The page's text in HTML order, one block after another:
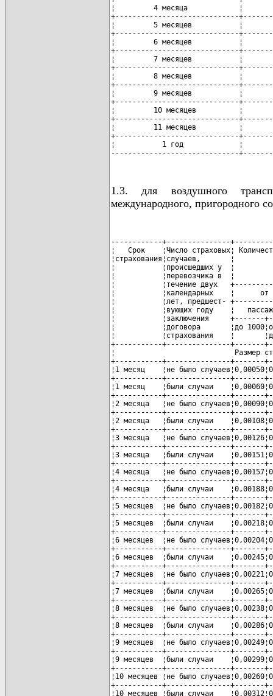
¦         4 месяца            ¦
+-----------------------------
¦         5 месяцев           ¦
+-----------------------------
¦         6 месяцев           ¦
+-----------------------------
¦         7 месяцев           ¦
+-----------------------------
¦         8 месяцев           ¦
+-----------------------------
¦         9 месяцев           ¦
+-----------------------------
¦         10 месяцев          ¦
+-----------------------------
¦         11 месяцев          ¦
+-----------------------------
¦           1 год             ¦
------------------------------
1.3. для воздушного
международного, пригородного
------------+---------------
¦   Срок    ¦Число страховых¦
¦страхования¦случаев,
¦           ¦происшедших у  ¦
¦           ¦перевозчика в  ¦
¦           ¦течение двух
¦           ¦календарных    ¦
¦           ¦лет, предшест-
¦           ¦вующих году    ¦
¦           ¦заключения
¦           ¦договора       ¦до 1000¦от
¦           ¦страхования    ¦
+-----------+---------------+-------
¦                            Размер
+-----------+---------------+-------
¦1 месяц    ¦не было
+-----------+---------------+-------
¦1 месяц    ¦были случаи
+-----------+---------------+-------
¦2 месяца   ¦не было
+-----------+---------------+-------
¦2 месяца   ¦были случаи
+-----------+---------------+-------
¦3 месяца   ¦не было
+-----------+---------------+-------
¦3 месяца   ¦были случаи
+-----------+---------------+-------
¦4 месяца   ¦не было
+-----------+---------------+-------
¦4 месяца   ¦были случаи
+-----------+---------------+-------
¦5 месяцев  ¦не было
+-----------+---------------+-------
¦5 месяцев  ¦были случаи
+-----------+---------------+-------
¦6 месяцев  ¦не было
+-----------+---------------+-------
¦6 месяцев  ¦были случаи
+-----------+---------------+-------
¦7 месяцев  ¦не было
+-----------+---------------+-------
¦7 месяцев  ¦были случаи
+-----------+---------------+-------
¦8 месяцев  ¦не было
+-----------+---------------+-------
¦8 месяцев  ¦были случаи
+-----------+---------------+-------
¦9 месяцев  ¦не было
+-----------+---------------+-------
¦9 месяцев  ¦были случаи
+-----------+---------------+-------
¦10 месяцев ¦не было
+-----------+---------------+-------
¦10 месяцев ¦были случаи